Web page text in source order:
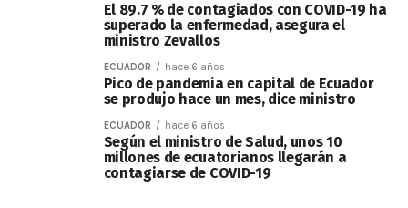
El 89.7 % de contagiados con COVID-19 ha
superado la enfermedad, asegura el
ministro Zevallos
ECUADOR hace 6 años
Pico de pandemia en capital de Ecuador
se produjo hace un mes, dice ministro
ECUADOR hace 6 años
Según el ministro de Salud, unos 10
millones de ecuatorianos llegarán a
contagiarse de COVID-19